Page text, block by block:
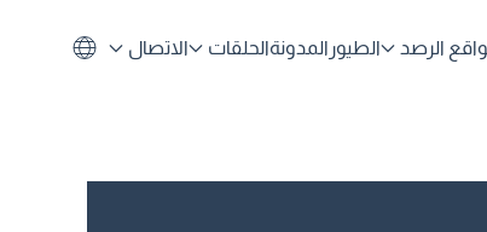
الرصد الطيور المدونةالحلقات الاتصال